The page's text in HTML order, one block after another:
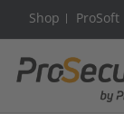
Shop ProSoft